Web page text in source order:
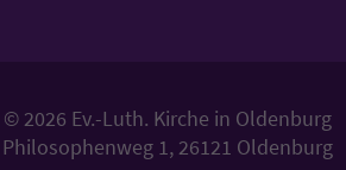
© 2026 Ev.-Luth. Kirche in Oldenburg
Philosophenweg 1, 26121 Oldenburg